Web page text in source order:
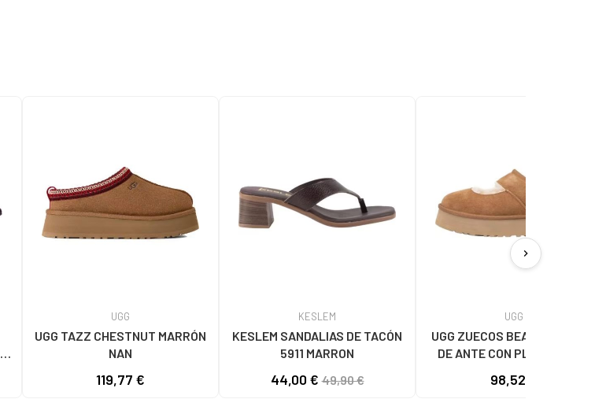
UGG
UGG TAZZ CHESTNUT MARRÓN
NAN
119,77 €
KESLEM
KESLEM SANDALIAS DE TACÓN
5911 MARRON
44,00 €49,90 €
UGG
UGG ZUECOS BEA MARY JANE
DE ANTE CON PLATAFORMA
98,52 €
chevron_right